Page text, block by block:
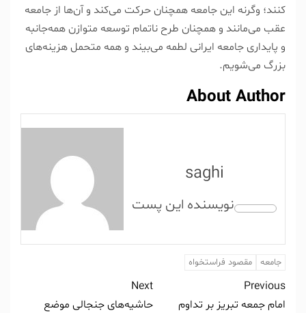
کنند؛ وگرنه این جامعه همچنان حرکت می‌کند و آن‌ها از جامعه
عقب می‌مانند و همچنان طرح ناتمام توسعه متوازن همه‌جانبه
و پایداری جامعه ایرانی لطمه می‌بیند و همه متحمل هزینه‌های
بزرگ می‌شویم.
About Author
saghi
جامعه مقصود فراستخواه
Previous
امام جمعه تبریز بر تداوم
Next
حاشیه‌های جنجالی موضع